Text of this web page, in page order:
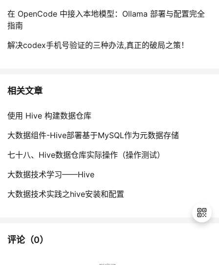
在 OpenCode 中接入本地模型：Ollama 部署与配置完全
指南
解决codex手机号验证的三种办法,真正的破局之策！
相关文章
使用 Hive 构建数据仓库
大数据组件-Hive部署基于MySQL作为元数据存储
七十八、Hive数据仓库实际操作（操作测试）
大数据技术学习——Hive
大数据技术实践之hive安装和配置
评论（0）